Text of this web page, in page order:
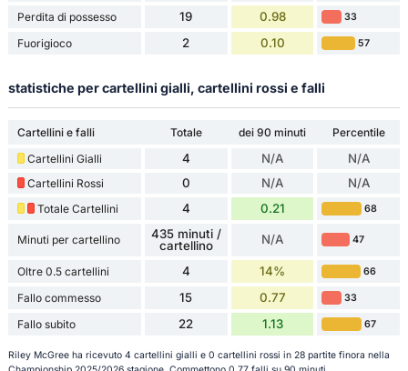
Perdita di possesso 19 0.98 33
Fuorigioco 2 0.10 57
statistiche per cartellini gialli, cartellini rossi e falli
Cartellini e falli Totale dei 90 minuti
Percentile
Cartellini Gialli
4 N/A N/A
Cartellini Rossi 0 N/A N/A
Totale Cartellini 4 0.21 68
Minuti per cartellino
435 minuti /
cartellino
N/A 47
Oltre 0.5 cartellini 4 14% 66
Fallo commesso 15 0.77 33
Fallo subito 22 1.13 67
Riley McGree ha ricevuto 4 cartellini gialli e 0 cartellini rossi in 28 partite finora nella